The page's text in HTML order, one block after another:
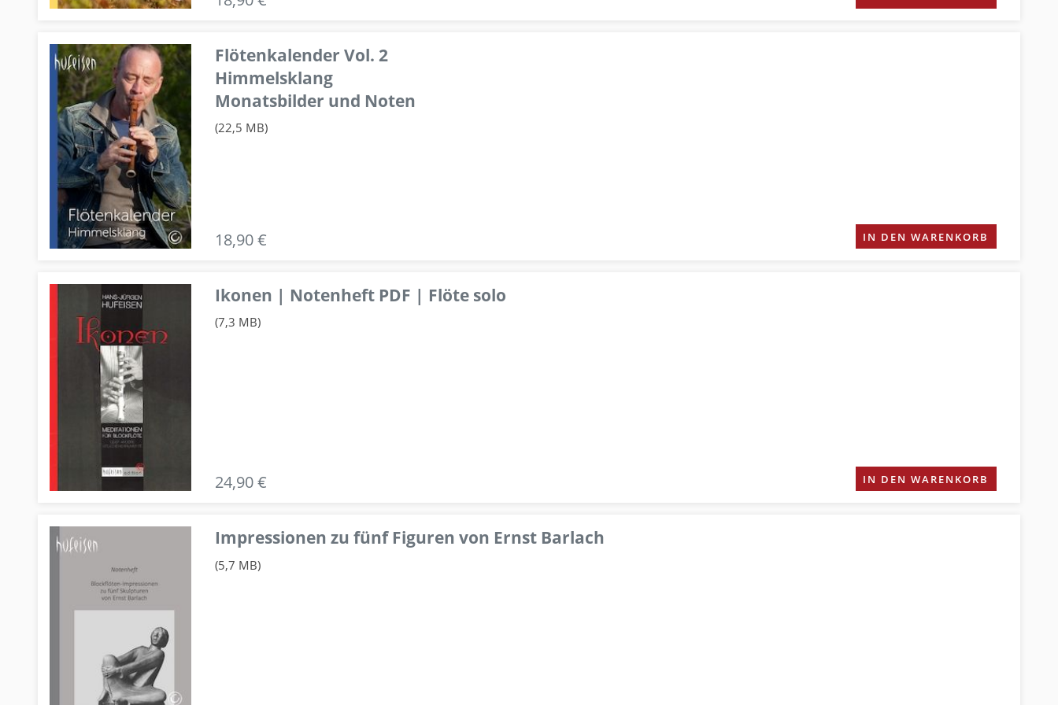
Flötenkalender Vol. 2
Himmelsklang
Monatsbilder und Noten
(22,5 MB)
18,90 € IN DEN WARENKORB
Ikonen | Notenheft PDF | Flöte solo
(7,3 MB)
24,90 € IN DEN WARENKORB
Impressionen zu fünf Figuren von Ernst Barlach
(5,7 MB)